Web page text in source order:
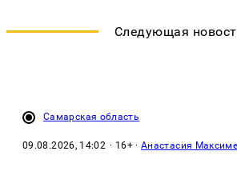
Следующая
Самарская область
09.08.2026, 14:02 · 16+ ·Анастасия